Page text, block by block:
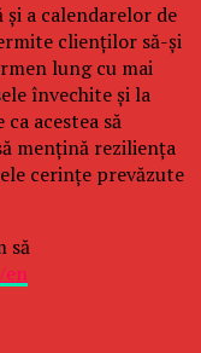
a calendarelor de
clienților să-și
lung cu mai
învechite și la
acestea să
mențină reziliența
cerințe prevăzute
să